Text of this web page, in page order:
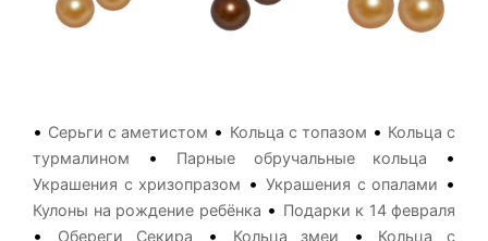
• Серьги с аметистом • Кольца с топазом • Кольца с
турмалином
• Парные обручальные кольца •
Украшения с хризопразом • Украшения с опалами •
Кулоны на рождение ребёнка • Подарки к 14 февраля
• Обереги Секира • Кольца змеи •
Кольца с